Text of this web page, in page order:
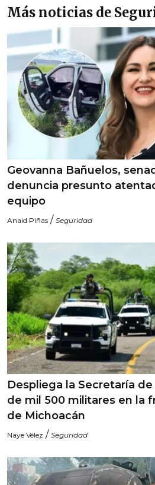
Más noticias de
Geovanna Bañuelos,
denuncia presunto
equipo
Anaid Piñas / Seguridad
Despliega la Secretaría
de mil 500 militares en la
de Michoacán
Naye Vélez / Seguridad